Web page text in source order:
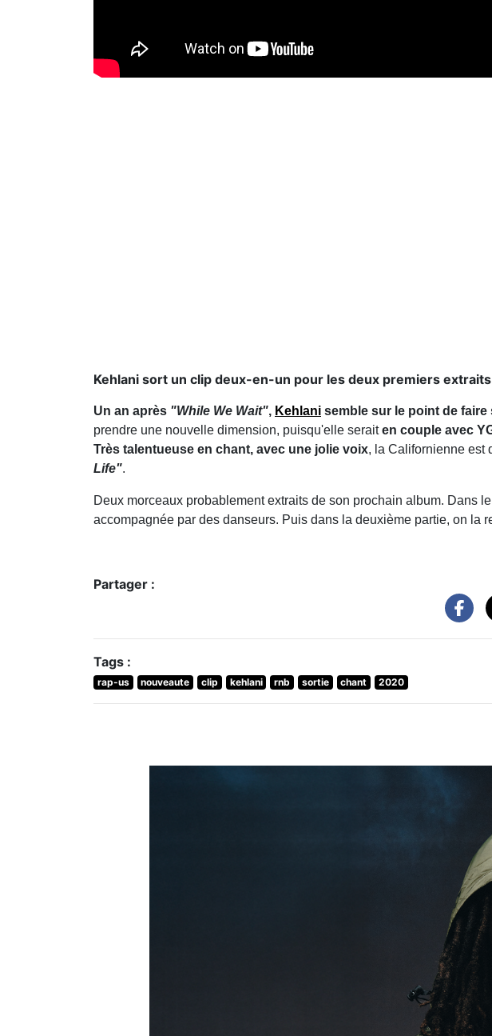
Kehlani sort un clip deux-en-un pour les deux premiers
Un an après "While We Wait", Kehlani semble sur le point de
prendre une nouvelle dimension, puisqu'elle seraiten couple avec
Très talentueuse en chant, avec une jolie voix, la Californienne est
Life".
Deux morceaux probablement extraits de son prochain album. Dans
accompagnée par des danseurs. Puis dans la deuxième partie, on la
Partager :
Tags :
rap-us nouveaute clip kehlani rnb sortie chant 2020